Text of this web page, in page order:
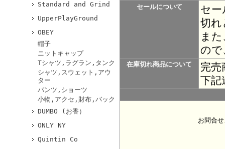
Standard and Grind
UpperPlayGround
OBEY
帽子
ニットキャップ
Tシャツ,ラグラン,タンク
シャツ,スウェット,アウ
ター
パンツ,ショーツ
小物,アクセ,財布,バック
DUMBO (お香）
ONLY NY
Quintin Co
セールについて
セ
切れ
ま
ので
在庫切れ商品について
完
下記
お問合